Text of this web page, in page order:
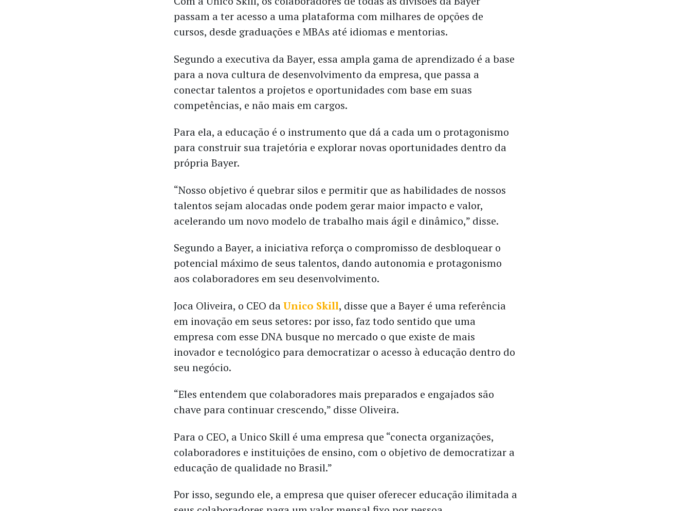
passam a ter acesso a uma plataforma com milhares de opções de
cursos, desde graduações e MBAs até idiomas e mentorias.
Segundo a executiva da Bayer, essa ampla gama de aprendizado é a base
para a nova cultura de desenvolvimento da empresa, que passa a
conectar talentos a projetos e oportunidades com base em suas
competências, e não mais em cargos.
Para ela, a educação é o instrumento que dá a cada um o protagonismo
para construir sua trajetória e explorar novas oportunidades dentro da
própria Bayer.
“Nosso objetivo é quebrar silos e permitir que as habilidades de nossos
talentos sejam alocadas onde podem gerar maior impacto e valor,
acelerando um novo modelo de trabalho mais ágil e dinâmico,” disse.
Segundo a Bayer, a iniciativa reforça o compromisso de desbloquear o
potencial máximo de seus talentos, dando autonomia e protagonismo
aos colaboradores em seu desenvolvimento.
Joca Oliveira, o CEO daUnico Skill, disse que a Bayer é uma referência
em inovação em seus setores: por isso, faz todo sentido que uma
empresa com esse DNA busque no mercado o que existe de mais
inovador e tecnológico para democratizar o acesso à educação dentro do
seu negócio.
“Eles entendem que colaboradores mais preparados e engajados são
chave para continuar crescendo,” disse Oliveira.
Para o CEO, a Unico Skill é uma empresa que “conecta organizações,
colaboradores e instituições de ensino, com o objetivo de democratizar a
educação de qualidade no Brasil.”
Por isso, segundo ele, a empresa que quiser oferecer educação ilimitada a